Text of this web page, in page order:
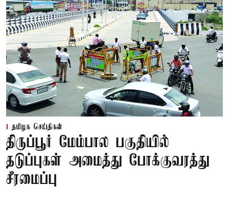
தமிழக செய்திகள்
திருப்பூர் மேம்பால பகுதியில்
தடுப்புகள் அமைத்து போக்குவரத்து
சீரமைப்பு